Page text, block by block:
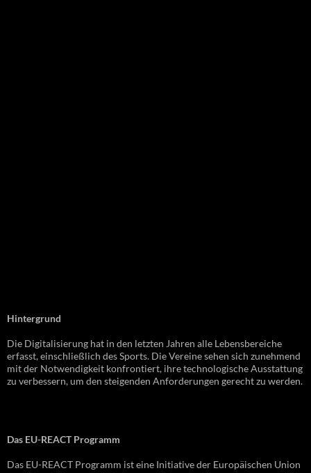
Hintergrund
Die Digitalisierung hat in den letzten Jahren alle Lebensbereiche
erfasst, einschließlich des Sports. Die Vereine sehen sich zunehmend
mit der Notwendigkeit konfrontiert, ihre technologische Ausstattung
zu verbessern, um den steigenden Anforderungen gerecht zu werden.
Das EU-REACT Programm
Das EU-REACT Programm ist eine Initiative der Europäischen Union